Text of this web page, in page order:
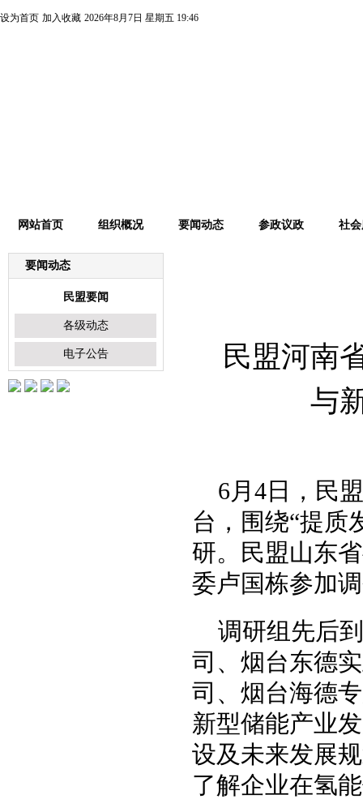
设为首页 加入收藏 2026年8月7日 星期五 19:46
网站首页 组织概况 要闻动态 参政议政 社
要闻动态
民盟要闻
各级动态
电子公告
民盟河南
与
6月4日，民
台 ，围绕“提质
研。民盟山东
委卢国栋参加
调研组先后
司、烟台东德
司、烟台海德
新型储能产业
设及未来发展
了解企业在氢